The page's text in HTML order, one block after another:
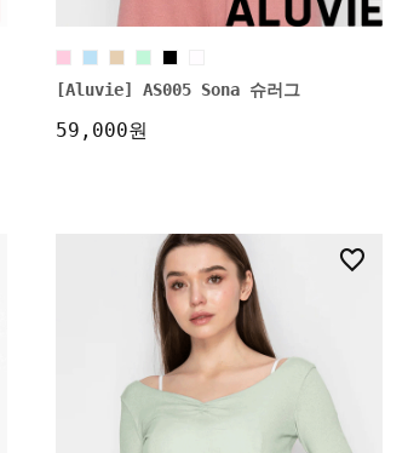
[Aluvie] AS005 Sona 슈러그
59,000원